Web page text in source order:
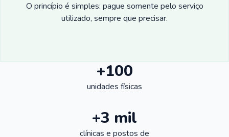
O princípio é simples: pague somente pelo serviço
utilizado, sempre que precisar.
+100
unidades físicas
+3 mil
clínicas e postos de